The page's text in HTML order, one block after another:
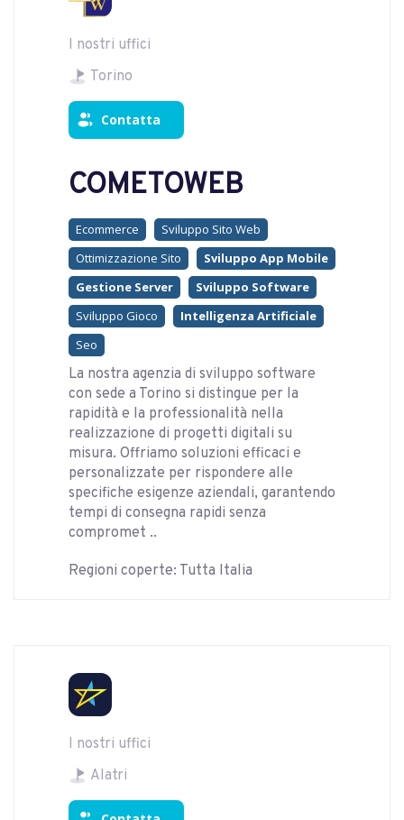
I nostri uffici
Torino
Contatta
COMETOWEB
Ecommerce
Sviluppo Sito Web
Ottimizzazione Sito
Sviluppo App Mobile
Gestione Server
Sviluppo Software
Sviluppo Gioco
Intelligenza Artificiale
Seo
La nostra agenzia di sviluppo software
con sede a Torino si distingue per la
rapidità e la professionalità nella
realizzazione di progetti digitali su
misura. Offriamo soluzioni efficaci e
personalizzate per rispondere alle
specifiche esigenze aziendali, garantendo
tempi di consegna rapidi senza
compromet ..
Regioni coperte: Tutta Italia
I nostri uffici
Alatri